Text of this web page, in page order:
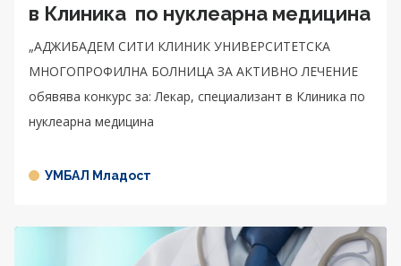
в Клиника по нуклеарна медицина
„АДЖИБАДЕМ СИТИ КЛИНИК УНИВЕРСИТЕТСКА
МНОГОПРОФИЛНА БОЛНИЦА ЗА АКТИВНО ЛЕЧЕНИЕ
обявява конкурс за: Лекар, специализант в Клиника по
нуклеарна медицина
УМБАЛ Младост